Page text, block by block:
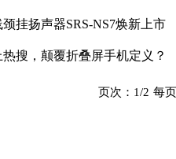
挂扬声器SRS-NS7焕新上市
搜，颠覆折叠屏手机定义？
页次：1/2